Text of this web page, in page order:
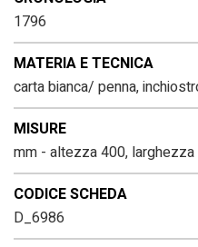
1796
MATERIA E TECNICA
carta bianca/ penna,
MISURE
mm - altezza 400,
CODICE SCHEDA
D_6986